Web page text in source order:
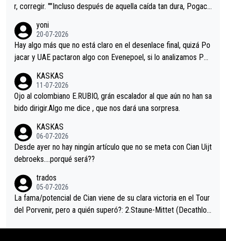
r, corregir. ""Incluso después de aquella caída tan dura, Pogaca
permaneció pegado a su rueda. Parecía increíble la forma en l
a que era capaz de controlar el miedo", recordó."
yoni
20-07-2026
Hay algo más que no está claro en el desenlace final, quizá Po
jacar y UAE pactaron algo con Evenepoel, si lo analizamos Poj
i sin pedalear, luego está el saludo con Evenepoel dándose la
mano de una manera muy fraternal, más allá de los típicos toqu
es en el hombro con que saludaba a Vingegard. Ahí hubo una in
eta, a ver si por querer poner a Del Toro con calzador en posi
ción de podio UAE y Pojacar se van complicar el tour.
KASKAS
11-07-2026
Ojo al colombiano E.RUBIO, grán escalador al que aún no han sa
bido dirigir.Algo me dice , que nos dará una sorpresa.
KASKAS
06-07-2026
Desde ayer no hay ningún artículo que no se meta con Cian Uijt
debroeks….porqué será??
trados
05-07-2026
La fama/potencial de Cian viene de su clara victoria en el Tour
del Porvenir, pero a quién superó?: 2.Staune-Mittet (Decathlon,